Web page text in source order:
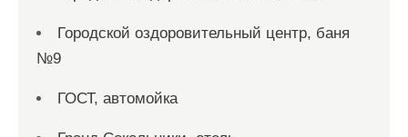
Городской оздоровительный центр, баня
№9
ГОСТ, автомойка